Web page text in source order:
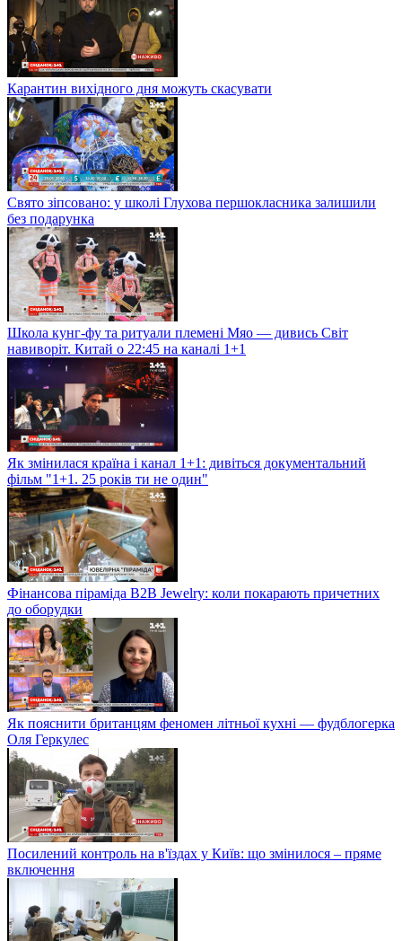
Карантин вихідного дня можуть скасувати
Свято зіпсовано: у школі Глухова першокласника залишили
без подарунка
Школа кунг-фу та ритуали племені Мяо — дивись Світ
навиворіт. Китай о 22:45 на каналі 1+1
Як змінилася країна і канал 1+1: дивіться документальний
фільм "1+1. 25 років ти не один"
Фінансова піраміда B2B Jewelry: коли покарають причетних
до оборудки
Як пояснити британцям феномен літньої кухні — фудблогерка
Оля Геркулес
Посилений контроль на в'їздах у Київ: що змінилося – пряме
включення